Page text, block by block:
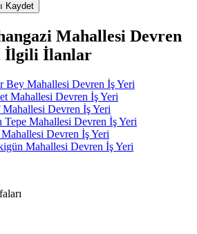
Kaydet
Mahallesi Devren
İlgili İlanlar
Bey Mahallesi Devren İş Yeri
Mahallesi Devren İş Yeri
Devren İş Yeri
Tepe Mahallesi Devren İş Yeri
Devren İş Yeri
Mahallesi Devren İş Yeri